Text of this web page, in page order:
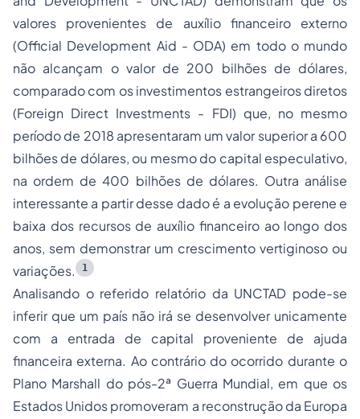
valores provenientes de auxílio financeiro externo
(Official Development Aid - ODA) em todo o mundo
não alcançam o valor de 200 bilhões de dólares,
comparado com os investimentos estrangeiros diretos
(Foreign Direct Investments - FDI) que, no mesmo
período de 2018 apresentaram um valor superior a 600
bilhões de dólares, ou mesmo do capital especulativo,
na ordem de 400 bilhões de dólares. Outra análise
interessante a partir desse dado é a evolução perene e
baixa dos recursos de auxílio financeiro ao longo dos
anos, sem demonstrar um crescimento vertiginoso ou
variações.
1
Analisando o referido relatório da UNCTAD pode-se
inferir que um país não irá se desenvolver unicamente
com a entrada de capital proveniente de ajuda
financeira externa. Ao contrário do ocorrido durante o
Plano Marshall do pós-2ª Guerra Mundial, em que os
Estados Unidos promoveram a reconstrução da Europa